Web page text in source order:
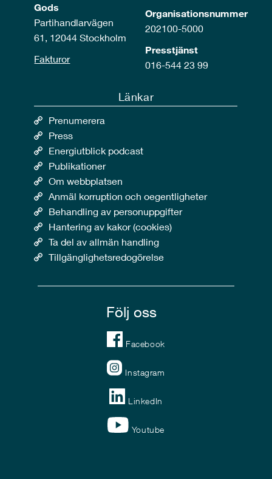
Gods
Partihandlarvägen
61, 12044 Stockholm
Fakturor
Organisationsnummer
202100-5000
Presstjänst
016-544 23 99
Länkar
Prenumerera
Press
Energiutblick podcast
Publikationer
Om webbplatsen
Anmäl korruption och oegentligheter
Behandling av personuppgifter
Hantering av kakor (cookies)
Ta del av allmän handling
Tillgänglighetsredogörelse
Följ oss
Facebook
Instagram
LinkedIn
Youtube